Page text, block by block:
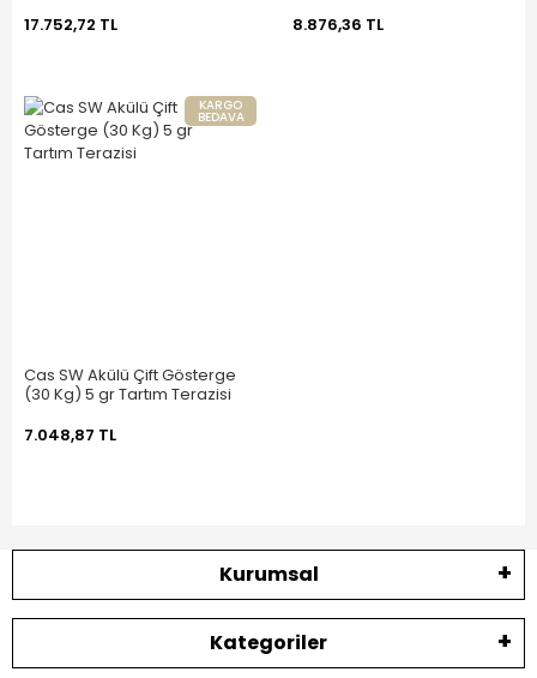
17.752,72 TL
8.876,36 TL
KARGO
BEDAVA
Cas SW Akülü Çift Gösterge
(30 Kg) 5 gr Tartım Terazisi
7.048,87 TL
Kurumsal
Kategoriler